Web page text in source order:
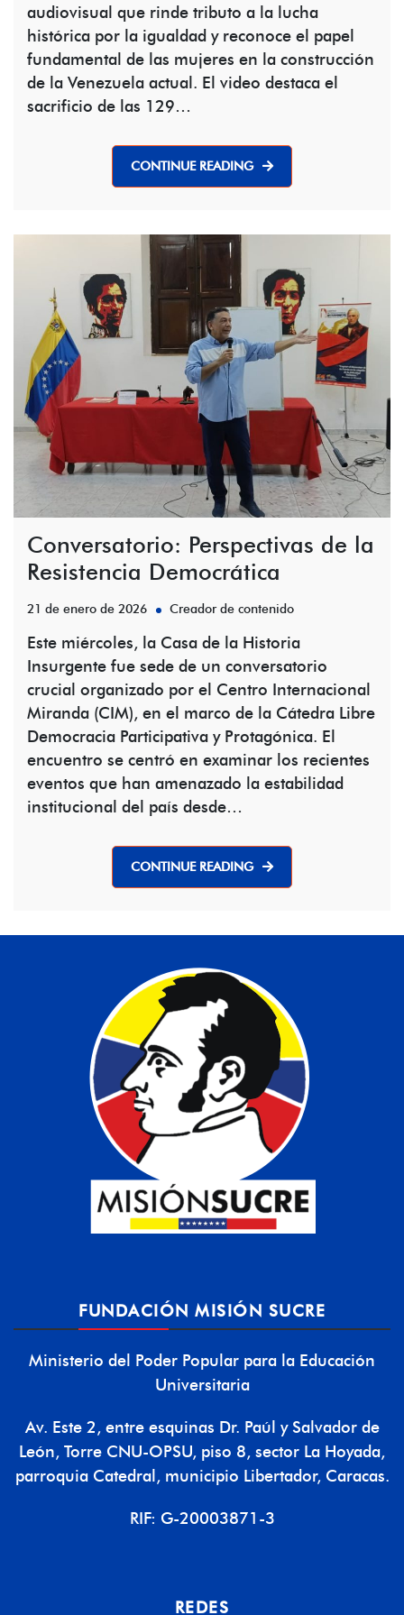
audiovisual que rinde tributo a la lucha
histórica por la igualdad y reconoce el papel
fundamental de las mujeres en la construcción
de la Venezuela actual. El video destaca el
sacrificio de las 129…
CONTINUE READING
Conversatorio: Perspectivas de la
Resistencia Democrática
21 de enero de 2026 Creador de contenido
Este miércoles, la Casa de la Historia
Insurgente fue sede de un conversatorio
crucial organizado por el Centro Internacional
Miranda (CIM), en el marco de la Cátedra Libre
Democracia Participativa y Protagónica. El
encuentro se centró en examinar los recientes
eventos que han amenazado la estabilidad
institucional del país desde…
CONTINUE READING
FUNDACIÓN MISIÓN SUCRE
Ministerio del Poder Popular para la Educación
Universitaria
Av. Este 2, entre esquinas Dr. Paúl y Salvador de
León, Torre CNU-OPSU, piso 8, sector La Hoyada,
parroquia Catedral, municipio Libertador, Caracas.
RIF: G-20003871-3
REDES